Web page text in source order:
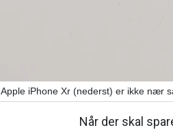
Apple iPhone Xr (nederst) er ikke nær
Når der skal